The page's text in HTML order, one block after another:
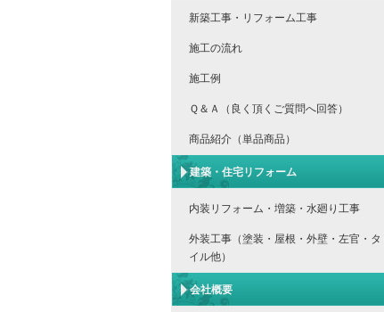
新築工事・リフォーム工事
施工の流れ
施工例
Ｑ＆Ａ（良く頂くご質問へ回答）
商品紹介（単品商品）
建築・住宅リフォーム
内装リフォーム・増築・水廻り工事
外装工事（塗装・屋根・外壁・左官・タ
イル他）
会社概要